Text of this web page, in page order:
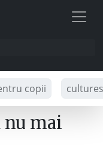
copii
nu mai